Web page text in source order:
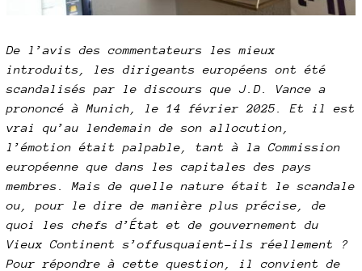
De l’avis des commentateurs les mieux
introduits, les dirigeants européens ont été
scandalisés par le discours que J.D. Vance a
prononcé à Munich, le 14 février 2025. Et il est
vrai qu’au lendemain de son allocution,
l’émotion était palpable, tant à la Commission
européenne que dans les capitales des pays
membres. Mais de quelle nature était le scandale
ou, pour le dire de manière plus précise, de
quoi les chefs d’État et de gouvernement du
Vieux Continent s’offusquaient-ils réellement ?
Pour répondre à cette question, il convient de